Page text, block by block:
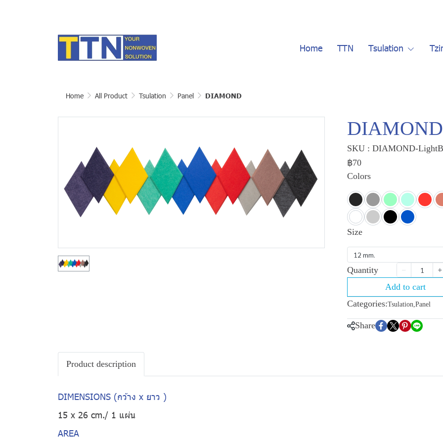
Home TTN Tsulation
Home All Product Tsulation Panel DIAMOND
DIAMOND
SKU : DIAMOND-
฿70
Colors
Size
12 mm.
Quantity
Add to cart
Categories:Tsulation,Panel
Share
Product description
DIMENSIONS (กว้าง x ยาว )
15 x 26 cm./ 1 แผ่น
AREA